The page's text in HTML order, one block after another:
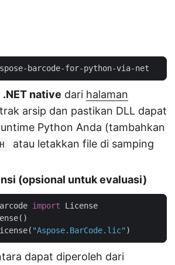
native dari halaman
arsip dan pastikan DLL dapat
Python Anda (tambahkan
atau letakkan file di samping
(opsional untuk evaluasi)
import
"Aspose.BarCode.lic"
dapat diperoleh dari